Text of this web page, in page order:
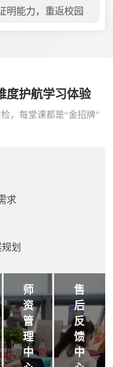
明能力，重返校园
度护航学习体验
，每堂课都是“金招牌”
求
划
师
资
管
理
中
售
后
反
馈
中